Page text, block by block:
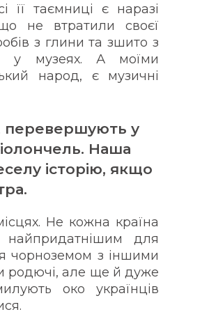
її таємниці є наразі
не втратили своєї
з глини та зшито з
у музеях. А моїми
народ, є музичні
перевершують у
Наша
історію, якщо
Не кожна країна
для
чорноземом з іншими
родючі, але ще й дуже
око українців